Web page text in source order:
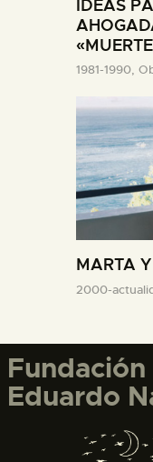
IDEAS
1981-1990,
MARTA
2000-
Fundación
Eduardo